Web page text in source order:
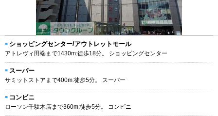
ショッピングセンター/アウトレットモール
アトレヴィ田端まで1430m:徒歩18分。 ショッピングセンター
スーパー
サミットストアまで400m:徒歩5分。 スーパー
コンビニ
ローソン千駄木店まで360m:徒歩5分。 コンビニ